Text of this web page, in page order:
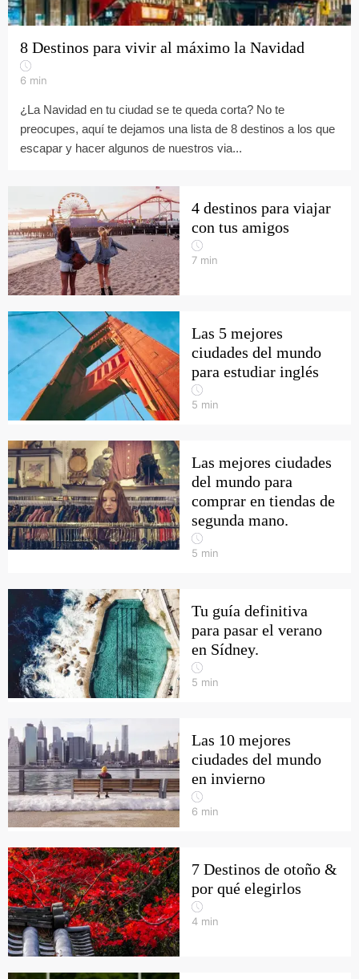
8 Destinos para vivir al máximo la Navidad
6 min
¿La Navidad en tu ciudad se te queda corta? No te
preocupes, aquí te dejamos una lista de 8 destinos a los que
escapar y hacer algunos de nuestros via...
4 destinos para viajar
con tus amigos
7 min
Las 5 mejores
ciudades del mundo
para estudiar inglés
5 min
Las mejores ciudades
del mundo para
comprar en tiendas de
segunda mano.
5 min
Tu guía definitiva
para pasar el verano
en Sídney.
5 min
Las 10 mejores
ciudades del mundo
en invierno
6 min
7 Destinos de otoño &
por qué elegirlos
4 min